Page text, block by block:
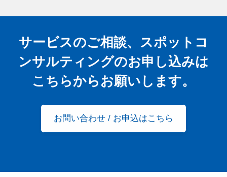
サービスのご相談、スポットコ
ンサルティングのお申し込みは
こちらからお願いします。
お問い合わせ / お申込はこちら